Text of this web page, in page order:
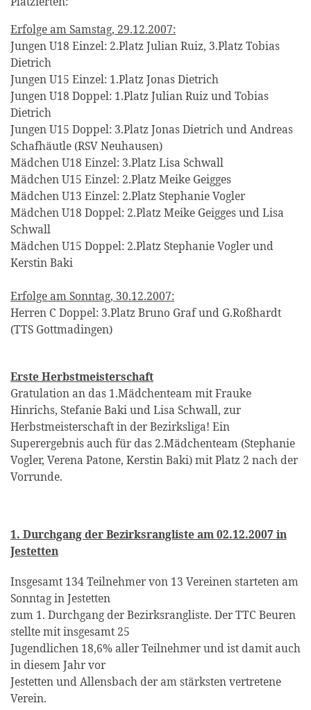
Erfolge am Samstag, 29.12.2007:
Jungen U18 Einzel: 2.Platz Julian Ruiz, 3.Platz Tobias
Dietrich
Jungen U15 Einzel: 1.Platz Jonas Dietrich
Jungen U18 Doppel: 1.Platz Julian Ruiz und Tobias
Dietrich
Jungen U15 Doppel: 3.Platz Jonas Dietrich und Andreas
Schafhäutle (RSV Neuhausen)
Mädchen U18 Einzel: 3.Platz Lisa Schwall
Mädchen U15 Einzel: 2.Platz Meike Geigges
Mädchen U13 Einzel: 2.Platz Stephanie Vogler
Mädchen U18 Doppel: 2.Platz Meike Geigges und Lisa
Schwall
Mädchen U15 Doppel: 2.Platz Stephanie Vogler und
Kerstin Baki
Erfolge am Sonntag, 30.12.2007:
Herren C Doppel: 3.Platz Bruno Graf und G.Roßhardt
(TTS Gottmadingen)
Erste Herbstmeisterschaft
Gratulation an das 1.Mädchenteam mit Frauke
Hinrichs, Stefanie Baki und Lisa Schwall, zur
Herbstmeisterschaft in der Bezirksliga! Ein
Superergebnis auch für das 2.Mädchenteam (Stephanie
Vogler, Verena Patone, Kerstin Baki) mit Platz 2 nach der
Vorrunde.
1. Durchgang der Bezirksrangliste am 02.12.2007 in
Jestetten
Insgesamt 134 Teilnehmer von 13 Vereinen starteten am
Sonntag in Jestetten
zum 1. Durchgang der Bezirksrangliste. Der TTC Beuren
stellte mit insgesamt 25
Jugendlichen 18,6% aller Teilnehmer und ist damit auch
in diesem Jahr vor
Jestetten und Allensbach der am stärksten vertretene
Verein.